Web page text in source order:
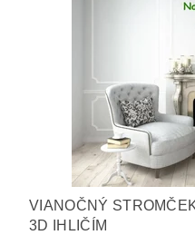
VIANOČNÝ
3D IHLIČÍM